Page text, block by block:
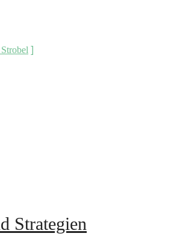
]
Strategien